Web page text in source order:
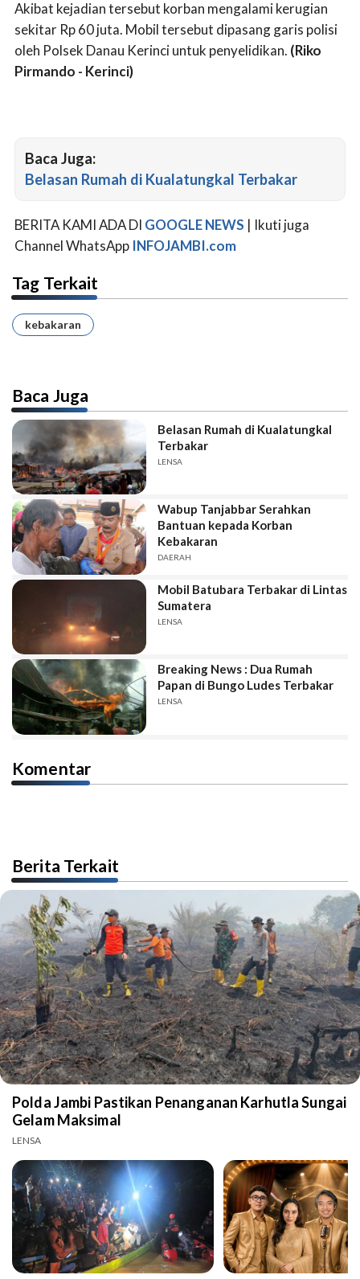
Akibat kejadian tersebut korban mengalami kerugian
sekitar Rp 60 juta. Mobil tersebut dipasang garis polisi
oleh Polsek Danau Kerinci untuk penyelidikan. (Riko
Pirmando - Kerinci)
Baca Juga:
Belasan Rumah di Kualatungkal Terbakar
BERITA KAMI ADA DI GOOGLE NEWS | Ikuti juga
Channel WhatsApp INFOJAMBI.com
Tag Terkait
kebakaran
Baca Juga
Belasan Rumah di Kualatungkal
Terbakar
LENSA
Wabup Tanjabbar Serahkan
Bantuan kepada Korban
Kebakaran
DAERAH
Mobil Batubara Terbakar di Lintas
Sumatera
LENSA
Breaking News : Dua Rumah
Papan di Bungo Ludes Terbakar
LENSA
Komentar
Berita Terkait
Polda Jambi Pastikan Penanganan Karhutla Sungai
Gelam Maksimal
LENSA